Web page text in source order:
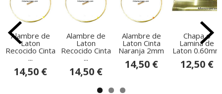
Alambre de
Laton
Recocido Cinta
...
14,50 €
Alambre de
Laton
Recocido Cinta
...
14,50 €
Alambre de
Laton Cinta
Naranja 2mm
14,50 €
Chapa o
Lamina de
Laton 0.60mm
12,50 €